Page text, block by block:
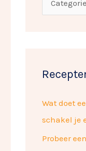
p
Wat doet
schakel je
Probeer